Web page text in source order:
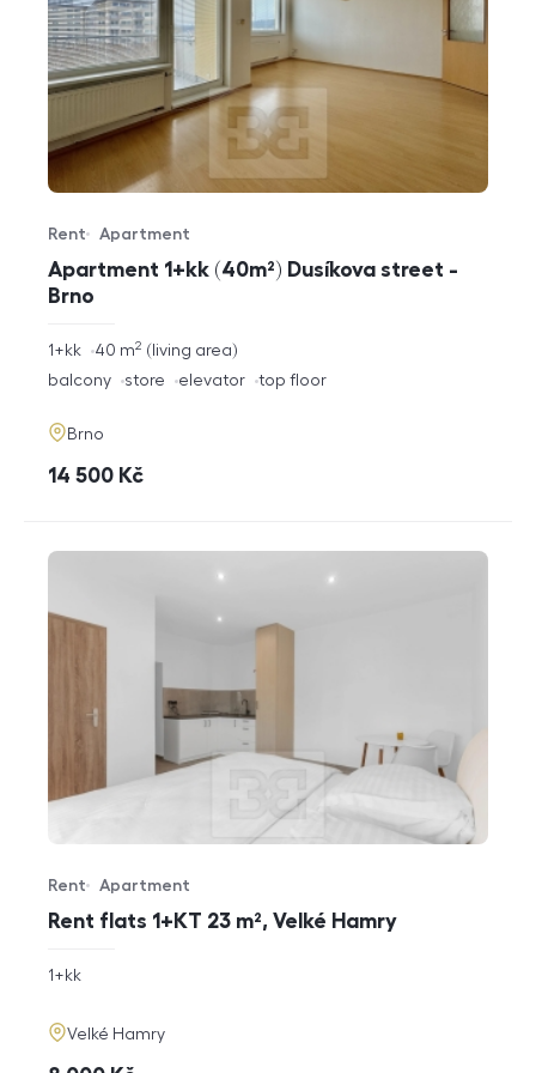
Apartment 1+kk (40m²) Dusíkova street -
Brno
Offer type
Rent
Property type
Apartment
rozměry
1+kk living area
40 m2
funkce
balcony store elevator top floor
adresa
Brno
cena
14 500 Kč
Rent flats 1+KT 23 m², Velké Hamry
Offer type
Rent
Property type
Apartment
rozměry
1+kk
adresa
Velké Hamry